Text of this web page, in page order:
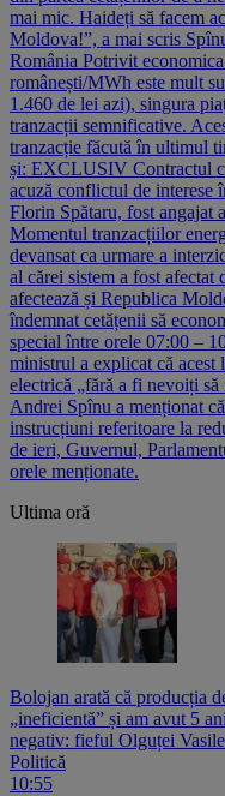
mai mic. Haideți să facem
Moldova!”, a mai scris
România Potrivit
românești/MWh este mult
1.460 de lei azi), singura
tranzacții semnificative.
tranzacție făcută în ultimul
și: EXCLUSIV Contractul
acuză conflictul de interese
Florin Spătaru, fost angajat
Momentul tranzacțiilor
devansat ca urmare a
al cărei sistem a fost afectat
afectează și Republica
îndemnat cetățenii să
special între orele 07:00 –
ministrul a explicat că acest
electrică „fără a fi nevoiți
Andrei Spînu a menționat
instrucțiuni referitoare la
de ieri, Guvernul,
orele menționate.
Ultima oră
Bolojan arată că producția
„ineficientă” și am avut 5
negativ: fieful Olguței
Politică
10:55